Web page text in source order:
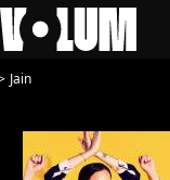
Jain